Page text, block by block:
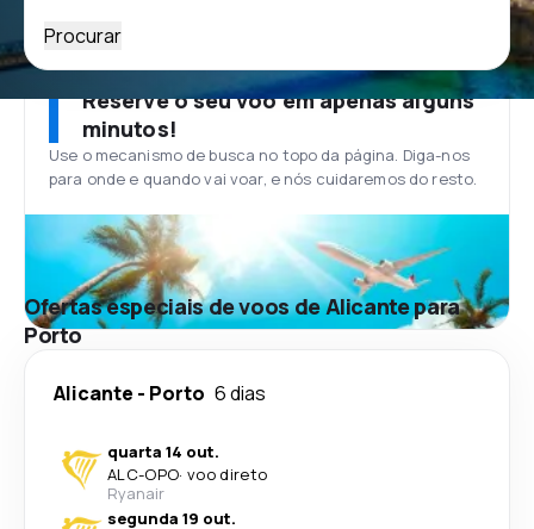
Procurar
Reserve o seu voo em apenas alguns
minutos!
Use o mecanismo de busca no topo da página. Diga-nos
para onde e quando vai voar, e nós cuidaremos do resto.
Ofertas especiais de voos de Alicante para
Porto
Alicante - Porto 6 dias
quarta 14 out.
ALC-OPO· voo direto
Ryanair
segunda 19 out.